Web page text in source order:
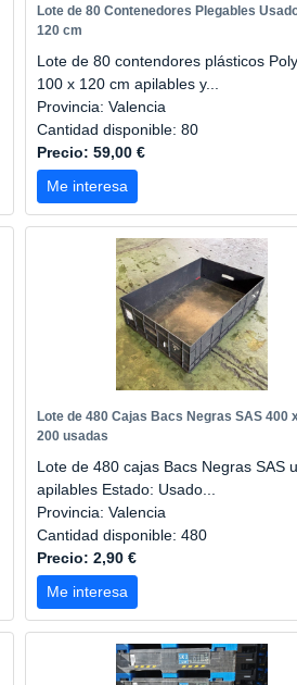
Lote de 80 Contenedores Plegables
120 cm
Lote de 80 contendores plásticos
100 x 120 cm apilables y...
Provincia: Valencia
Cantidad disponible: 80
Precio: 59,00 €
Me interesa
Lote de 480 Cajas Bacs Negras SAS 400
200 usadas
Lote de 480 cajas Bacs Negras SAS
apilables Estado: Usado...
Provincia: Valencia
Cantidad disponible: 480
Precio: 2,90 €
Me interesa